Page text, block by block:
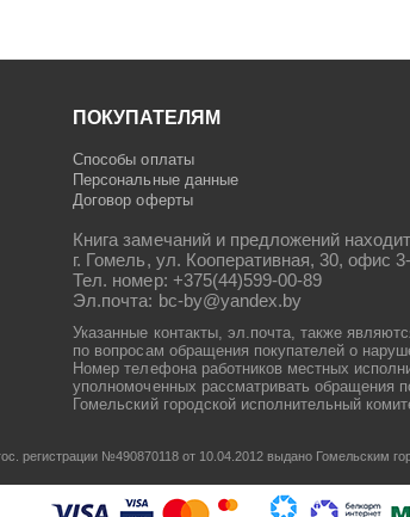
ПОКУПАТЕЛЯМ
Способы оплаты
Персональные данные
Договор оферты
Книга замечаний и предложений
г. Гомель, ул. Кооперативная, 30, офис
Тел. номер: +375(44)599-00-89
Эл.почта: bc-by@yandex.by
Указанные контакты, эл.почта, также
по вопросам обращения покупателей о
Номер телефона работников местных
уполномоченных рассматривать обращения
Гомельский городской исполнительный
регистрации №490870118 от 10.04.2012 выдано Гомельским